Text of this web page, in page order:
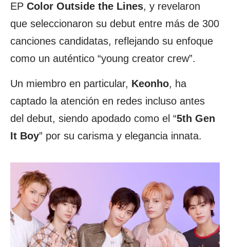
EP Color Outside the Lines, y revelaron
que seleccionaron su debut entre más de 300
canciones candidatas, reflejando su enfoque
como un auténtico “young creator crew”.
Un miembro en particular, Keonho, ha
captado la atención en redes incluso antes
del debut, siendo apodado como el “5th Gen
It Boy” por su carisma y elegancia innata.